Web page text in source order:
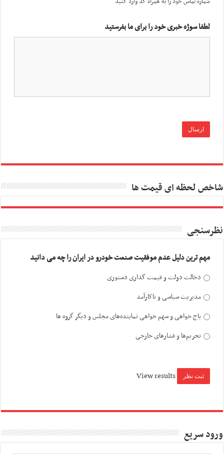
لطفا سوژه خبری خود را برای ما بفرستید
شاخص لحظه ای قیمت ها
نظرسنجی
مهم ترین دلیل عدم موفقیت صنعت خودرو در ایران را چه می دانید
دخالت دولت و قیمت گذاری دستوری
مدیریت سیاسی و ناکارآمد
باج خواهی و سهم خواهی نماینده‌های مجلس و دیگر گروه ها
تحریم‌ها و فشارهای خارجی
View results
ورود سریع